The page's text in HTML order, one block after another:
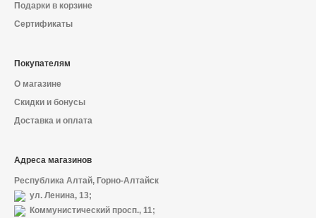
Подарки в корзине
Сертификаты
Покупателям
О магазине
Скидки и бонусы
Доставка и оплата
Адреса магазинов
Республика Алтай, Горно-Алтайск
ул. Ленина, 13;
Коммунистический просп., 11;